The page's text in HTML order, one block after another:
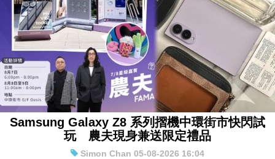
Samsung Galaxy Z8 系列摺機中環街市快閃試
玩 農夫現身兼送限定禮品
Simon Chan 05-08-2026 16:04